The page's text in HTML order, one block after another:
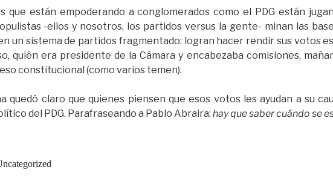
que están empoderando a conglomerados como el PDG están
-ellos y nosotros, los partidos versus la gente- minan las
un sistema de partidos fragmentado: logran hacer rendir sus votos
quién era presidente de la Cámara y encabezaba comisiones,
constitucional (como varios temen).
quedó claro que quienes piensen que esos votos les ayudan a su
del PDG. Parafraseando a Pablo Abraira: hay que saber cuándo se